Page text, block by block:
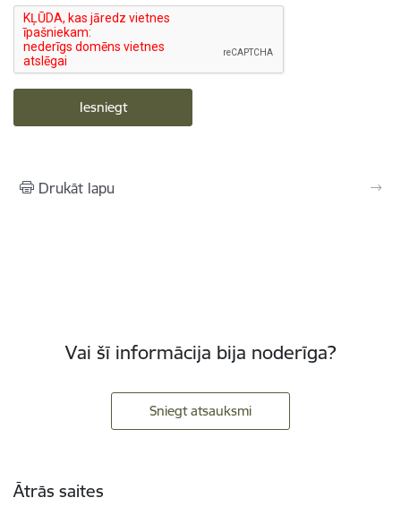
Drukāt lapu
Vai šī informācija bija noderīga?
Sniegt atsauksmi
Ātrās saites